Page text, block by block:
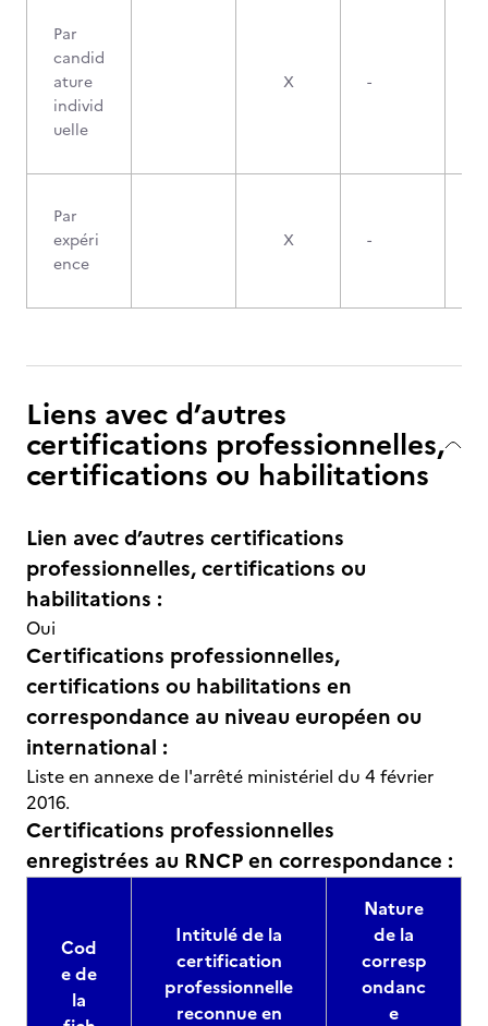
Par
candid
ature
individ
uelle
X -
Par
expéri
ence
X -
Liens avec d’autres
certifications professionnelles,
certifications ou habilitations
Lien avec d’autres certifications
professionnelles, certifications ou
habilitations :
Oui
Certifications professionnelles,
certifications ou habilitations en
correspondance au niveau européen ou
international :
Liste en annexe de l'arrêté ministériel du 4 février
2016.
Certifications professionnelles
enregistrées au RNCP en correspondance :
Cod
e de
la
Intitulé de la
certification
professionnelle
reconnue en
Nature
de la
corresp
ondanc
e